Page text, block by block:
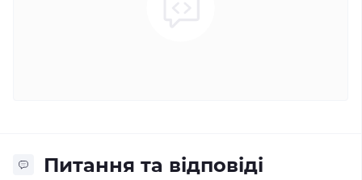
Питання та відповіді